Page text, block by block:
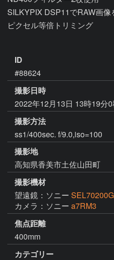
SILKYPIX DSP11でRAW画像
ピクセル等倍トリミング
ID
#88624
撮影日時
2022年12月13日 13時19分
撮影方法
ss1/400sec. f/9.0,iso=100
撮影地
高知県香美市土佐山田町
撮影機材
望遠鏡：ソニー
カメラ：ソニー a7RM3
焦点距離
400mm
カテゴリー